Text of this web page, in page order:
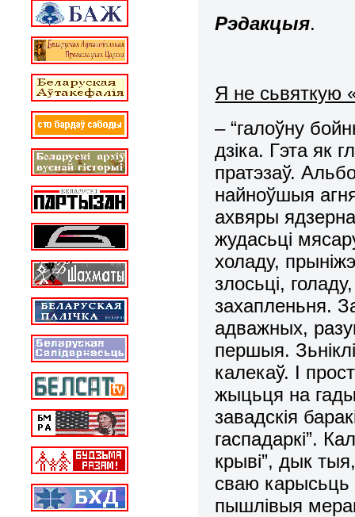
Рэдакцыя.
Я не сьвяткую
– “галоўну
дзіка. Гэта як
пратэзаў.
найноўшыя
ахвяры
жудасьці
холаду,
злосьці,
захапленьня.
адважных,
першыя.
калекаў. І
жыцьця на
завадскія
гаспадаркі”.
крыві”, дык
сваю карысьць
пышлівыя